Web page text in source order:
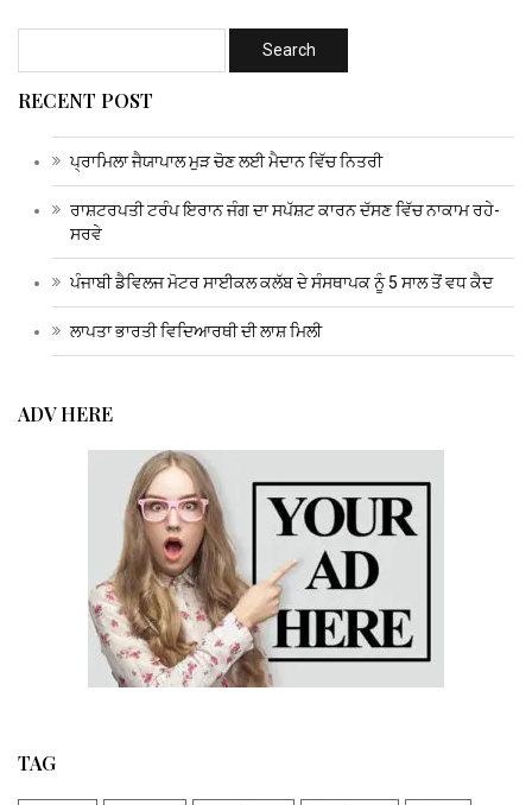
RECENT POST
ਪ੍ਰਾਮਿਲਾ ਜੈਯਾਪਾਲ ਮੁੜ ਚੋਣ ਲਈ ਮੈਦਾਨ ਵਿੱਚ ਨਿਤਰੀ
ਰਾਸ਼ਟਰਪਤੀ ਟਰੰਪ ਇਰਾਨ ਜੰਗ ਦਾ ਸਪੱਸ਼ਟ ਕਾਰਨ ਦੱਸਣ ਵਿੱਚ ਨਾਕਾਮ ਰਹੇ-
ਸਰਵੇ
ਪੰਜਾਬੀ ਡੈਵਿਲਜ ਮੋਟਰ ਸਾਈਕਲ ਕਲੱਬ ਦੇ ਸੰਸਥਾਪਕ ਨੂੰ 5 ਸਾਲ ਤੋਂ ਵਧ ਕੈਦ
ਲਾਪਤਾ ਭਾਰਤੀ ਵਿਦਿਆਰਥੀ ਦੀ ਲਾਸ਼ ਮਿਲੀ
ADV HERE
TAG